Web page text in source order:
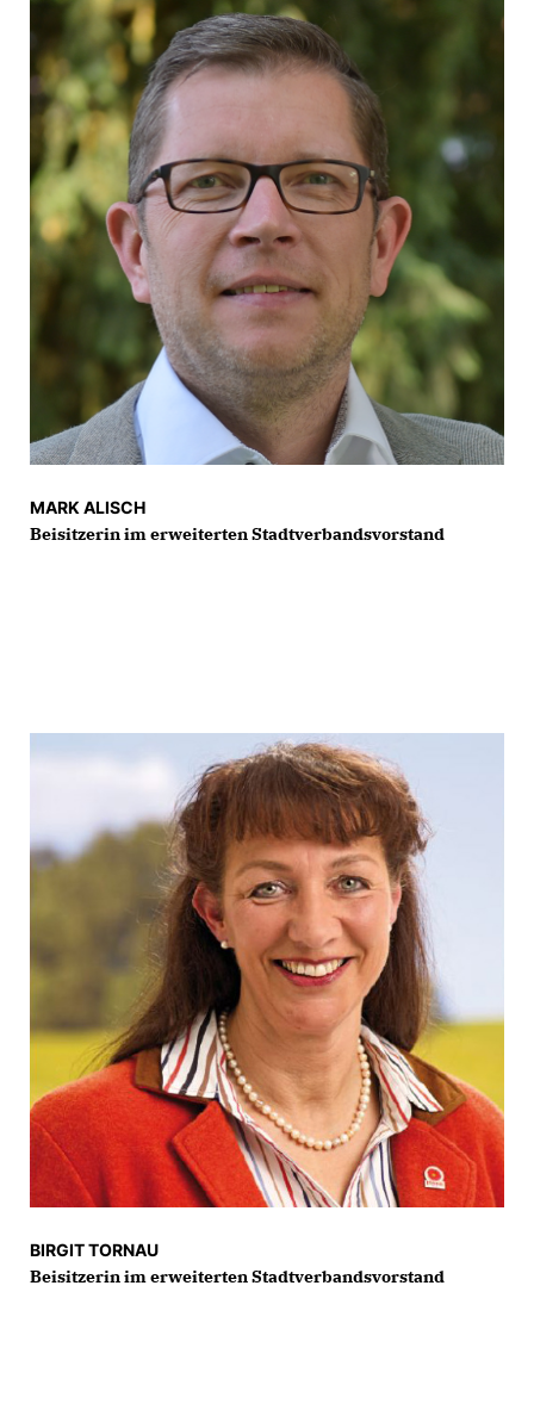
MARK ALISCH
Beisitzerin im erweiterten Stadtverbandsvorstand
BIRGIT TORNAU
Beisitzerin im erweiterten Stadtverbandsvorstand